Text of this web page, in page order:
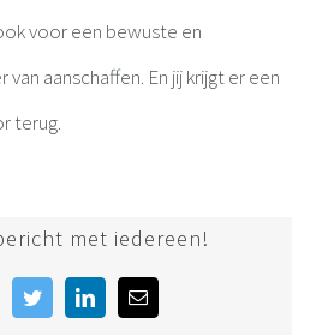
voor een bewuste en
aanschaffen. En jij krijgt er een
terug.
met iedereen!
TwitterLinkedIn
E-
mail